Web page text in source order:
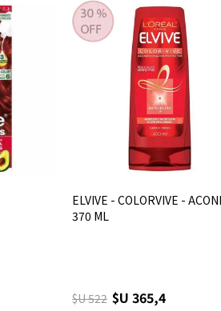
ELVIVE - COLORVIVE -
370 ML
$U 522 $U 365,4